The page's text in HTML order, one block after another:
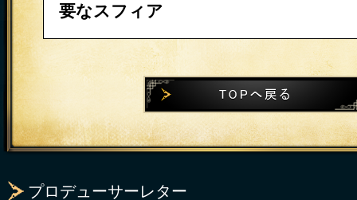
要なスフィア
プロデューサーレター